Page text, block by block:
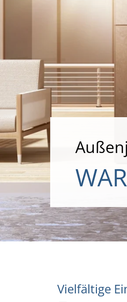
Vielfältige